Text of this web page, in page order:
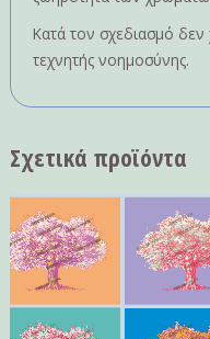
Κατά τον σχεδιασμό
τεχνητής νοημοσύνης.
Σχετικά προϊόντα